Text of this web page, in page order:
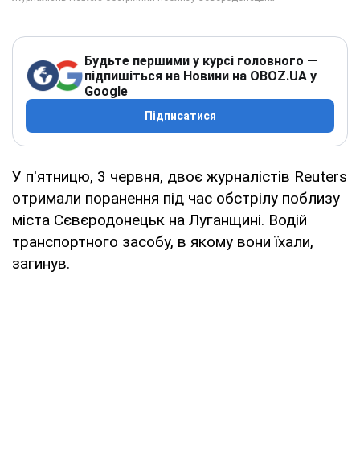
Будьте першими у курсі головного —
підпишіться на Новини на OBOZ.UA у
Google
Підписатися
У п'ятницю, 3 червня, двоє журналістів Reuters
отримали поранення під час обстрілу поблизу
міста Сєвєродонецьк на Луганщині. Водій
транспортного засобу, в якому вони їхали,
загинув.